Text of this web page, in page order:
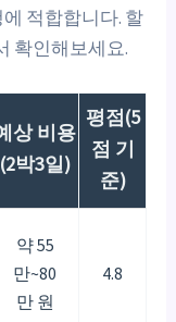
적합합니다. 할
확인해보세요.
상 비용
(2박3일)
평점(5
점 기
준)
약 55
만~80
만 원
4.8